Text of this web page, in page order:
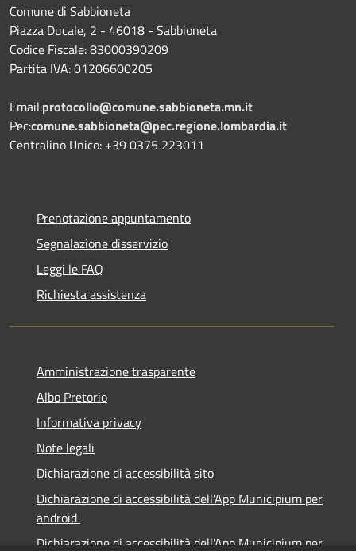
Comune di Sabbioneta
Piazza Ducale, 2 - 46018 - Sabbioneta
Codice Fiscale: 83000390209
Partita IVA: 01206600205
Email:protocollo@comune.sabbioneta.mn.it
Pec:comune.sabbioneta@pec.regione.lombardia.it
Centralino Unico: +39 0375 223011
Prenotazione appuntamento
Segnalazione disservizio
Leggi le FAQ
Richiesta assistenza
Amministrazione trasparente
Albo Pretorio
Informativa privacy
Note legali
Dichiarazione di accessibilità sito
Dichiarazione di accessibilità dell'App Municipium per
android
Dichiarazione di accessibilità dell'App Municipium per